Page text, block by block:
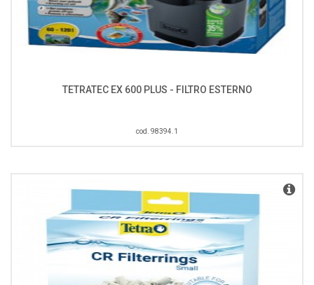
TETRATEC EX 600 PLUS - FILTRO ESTERNO
cod. 98394.1